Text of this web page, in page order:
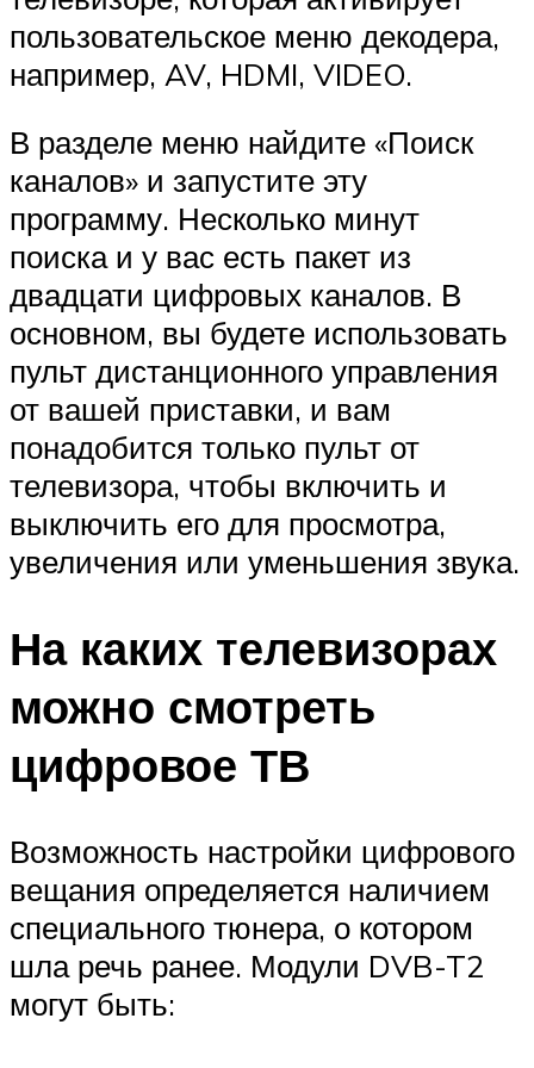
пользовательское меню декодера,
например, AV, HDMI, VIDEO.
В разделе меню найдите «Поиск
каналов» и запустите эту
программу. Несколько минут
поиска и у вас есть пакет из
двадцати цифровых каналов. В
основном, вы будете использовать
пульт дистанционного управления
от вашей приставки, и вам
понадобится только пульт от
телевизора, чтобы включить и
выключить его для просмотра,
увеличения или уменьшения звука.
На каких телевизорах
можно смотреть
цифровое ТВ
Возможность настройки цифрового
вещания определяется наличием
специального тюнера, о котором
шла речь ранее. Модули DVB-T2
могут быть: